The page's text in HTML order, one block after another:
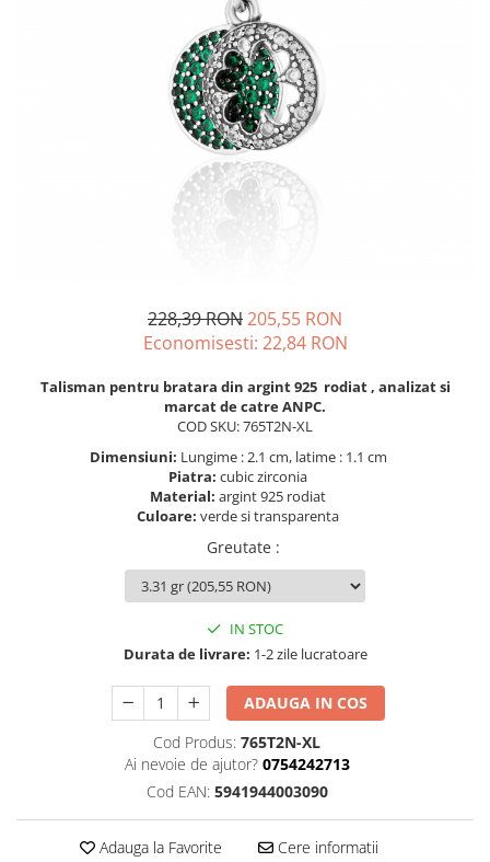
BRATARI PENTRU PICIOR
BRATARA TIP ROZARIU
LANTURI TIP ROZARIU
228,39 RON205,55 RON
Economisesti: 22,84 RON
Talisman pentru bratara din argint 925 rodiat , analizat si
marcat de catre ANPC.
COD SKU: 765T2N-XL
Dimensiuni: Lungime : 2.1 cm, latime : 1.1 cm
Piatra: cubic zirconia
Material: argint 925 rodiat
Culoare: verde si transparenta
Greutate :
IN STOC
Durata de livrare: 1-2 zile lucratoare
ADAUGA IN COS
Cod Produs: 765T2N-XL
Ai nevoie de ajutor? 0754242713
Cod EAN: 5941944003090
Adauga la Favorite Cere informatii